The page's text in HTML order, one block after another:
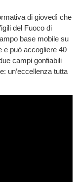
di giovedì che
del Fuoco di
base mobile su
e può accogliere 40
campi gonfiabili
un’eccellenza tutta